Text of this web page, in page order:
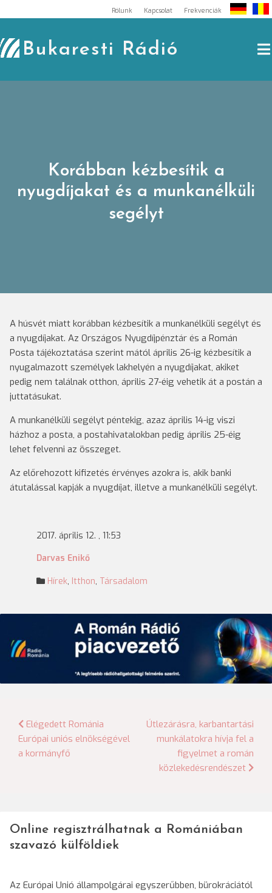
to
content
Rólunk Kapcsolat Frekvenciák
Bukaresti Rádió
Korábban kézbesítik a
nyugdíjakat és a munkanélküli
segélyt
A húsvét miatt korábban kézbesítik a munkanélküli segélyt és
a nyugdíjakat. Az Országos Nyugdíjpénztár és a Román
Posta tájékoztatása szerint mától április 26-ig kézbesítik a
nyugalmazott személyek lakhelyén a nyugdíjakat, akiket
pedig nem találnak otthon, április 27-éig vehetik át a postán a
juttatásukat.
A munkanélküli segélyt péntekig, azaz április 14-ig viszi
házhoz a posta, a postahivatalokban pedig április 25-éig
lehet felvenni az összeget.
Az előrehozott kifizetés érvényes azokra is, akik banki
átutalással kapják a nyugdíjat, illetve a munkanélküli segélyt.
2017. április 12. , 11:53
Darvas Enikő
Hírek, Itthon, Társadalom
Bejegyzés
navigáció
Elégedett Románia
Európai uniós elnökségével
a kormányfő
Útlezárásra, karbantartási
munkálatokra hívja fel a
figyelmet a román
közlekedésrendészet
Online regisztrálhatnak a Romániában
szavazó külföldiek
Az Európai Unió állampolgárai egyszerűbben, bürokráciától